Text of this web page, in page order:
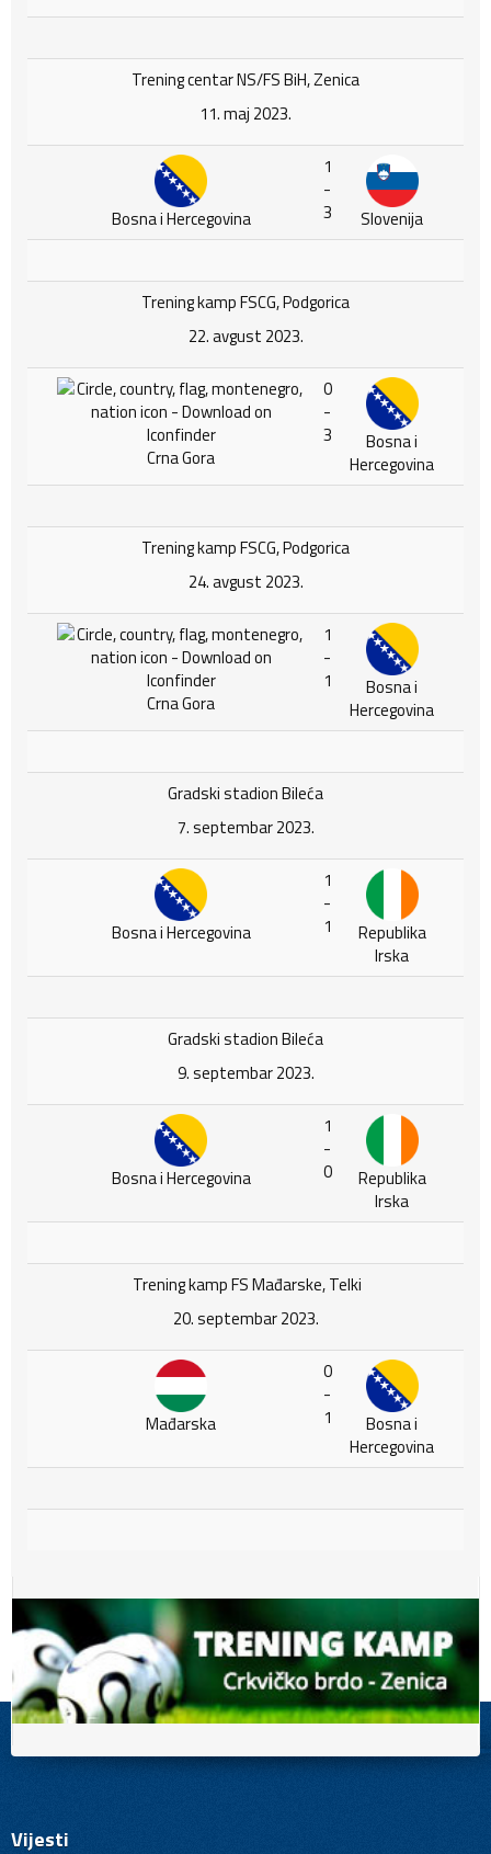
Trening centar NS/FS BiH, Zenica
11. maj 2023.
Bosna i Hercegovina
1
-
3
Slovenija
Trening kamp FSCG, Podgorica
22. avgust 2023.
Crna Gora
0
-
3
Bosna i
Hercegovina
Trening kamp FSCG, Podgorica
24. avgust 2023.
Crna Gora
1
-
1
Bosna i
Hercegovina
Gradski stadion Bileća
7. septembar 2023.
Bosna i Hercegovina
1
-
1
Republika
Irska
Gradski stadion Bileća
9. septembar 2023.
Bosna i Hercegovina
1
-
0
Republika
Irska
Trening kamp FS Mađarske, Telki
20. septembar 2023.
Mađarska
0
-
1
Bosna i
Hercegovina
Vijesti